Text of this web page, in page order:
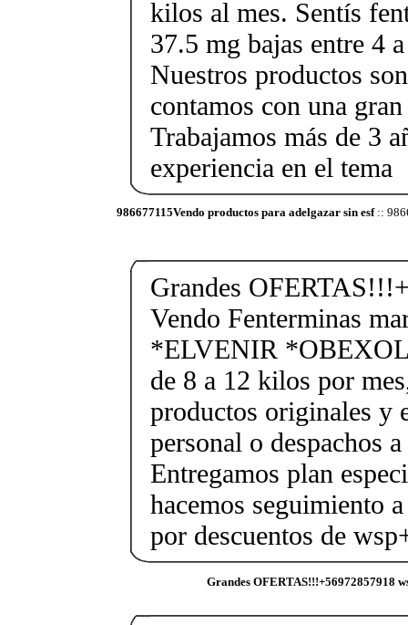
kilos al mes. Sentís
37.5 mg bajas entre 4
Nuestros productos
contamos con una
Trabajamos más de 3
experiencia en el tema
986677115Vendo productos para adelgazar sin esf::
Grandes
Vendo Fenterminas
*ELVENIR
de 8 a 12 kilos por
productos originales y
personal o despachos
Entregamos plan
hacemos seguimiento
por descuentos de
Grandes OFERTAS!!!+56972857918